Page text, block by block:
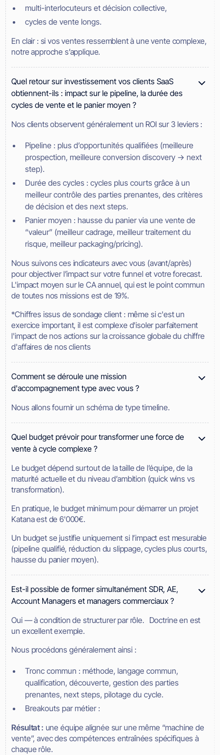
multi-interlocuteurs et décision collective,
cycles de vente longs.
En clair : si vos ventes ressemblent à une vente complexe,
notre approche s’applique.
Quel retour sur investissement vos clients SaaS
obtiennent-ils : impact sur le pipeline, la durée des
cycles de vente et le panier moyen ?
Nos clients observent généralement un ROI sur 3 leviers :
Pipeline : plus d’opportunités qualifiées (meilleure
prospection, meilleure conversion discovery → next
step).
Durée des cycles : cycles plus courts grâce à un
meilleur contrôle des parties prenantes, des critères
de décision et des next steps.
Panier moyen : hausse du panier via une vente de
“valeur” (meilleur cadrage, meilleur traitement du
risque, meilleur packaging/pricing).
Nous suivons ces indicateurs avec vous (avant/après)
pour objectiver l’impact sur votre funnel et votre forecast.
L'impact moyen sur le CA annuel, qui est le point commun
de toutes nos missions est de 19%.
*Chiffres issus de sondage client : même si c'est un
exercice important, il est complexe d'isoler parfaitement
l'impact de nos actions sur la croissance globale du chiffre
d'affaires de nos clients
Comment se déroule une mission
d'accompagnement type avec vous ?
Nous allons fournir un schéma de type timeline.
Quel budget prévoir pour transformer une force de
vente à cycle complexe ?
Le budget dépend surtout de la taille de l’équipe, de la
maturité actuelle et du niveau d’ambition (quick wins vs
transformation).
En pratique, le budget minimum pour démarrer un projet
Katana est de 6'000€.
Un budget se justifie uniquement si l’impact est mesurable
(pipeline qualifié, réduction du slippage, cycles plus courts,
hausse du panier moyen).
Est-il possible de former simultanément SDR, AE,
Account Managers et managers commerciaux ?
Oui — à condition de structurer par rôle. Doctrine en est
un excellent exemple.
Nous procédons généralement ainsi :
Tronc commun : méthode, langage commun,
qualification, découverte, gestion des parties
prenantes, next steps, pilotage du cycle.
Breakouts par métier :
Résultat : une équipe alignée sur une même “machine de
vente”, avec des compétences entraînées spécifiques à
chaque rôle.